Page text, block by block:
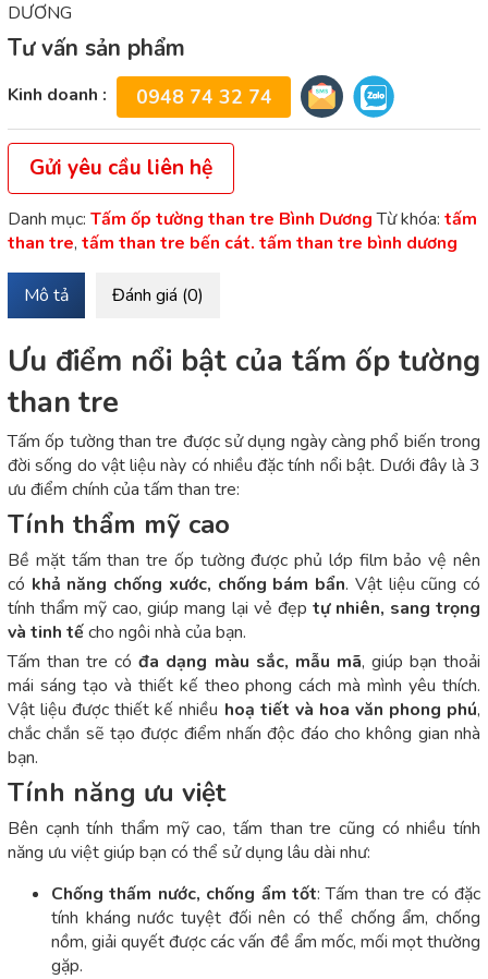
DƯƠNG
Tư vấn sản phẩm
Kinh doanh : 0948 74 32 74
Gửi yêu cầu liên hệ
Danh mục: Tấm ốp tường than tre Bình Dương Từ khóa: tấm
than tre, tấm than tre bến cát. tấm than tre bình dương
Mô tả Đánh giá (0)
Ưu điểm nổi bật của tấm ốp tường
than tre
Tấm ốp tường than tre được sử dụng ngày càng phổ biến trong
đời sống do vật liệu này có nhiều đặc tính nổi bật. Dưới đây là 3
ưu điểm chính của tấm than tre:
Tính thẩm mỹ cao
Bề mặt tấm than tre ốp tường được phủ lớp film bảo vệ nên
có khả năng chống xước, chống bám bẩn. Vật liệu cũng có
tính thẩm mỹ cao, giúp mang lại vẻ đẹp tự nhiên, sang trọng
và tinh tếcho ngôi nhà của bạn.
Tấm than tre cóđa dạng màu sắc, mẫu mã, giúp bạn thoải
mái sáng tạo và thiết kế theo phong cách mà mình yêu thích.
Vật liệu được thiết kế nhiều hoạ tiết và hoa văn phong phú,
chắc chắn sẽ tạo được điểm nhấn độc đáo cho không gian nhà
bạn.
Tính năng ưu việt
Bên cạnh tính thẩm mỹ cao, tấm than tre cũng có nhiều tính
năng ưu việt giúp bạn có thể sử dụng lâu dài như:
Chống thấm nước, chống ẩm tốt: Tấm than tre có đặc
tính kháng nước tuyệt đối nên có thể chống ẩm, chống
nồm, giải quyết được các vấn đề ẩm mốc, mối mọt thường
gặp.